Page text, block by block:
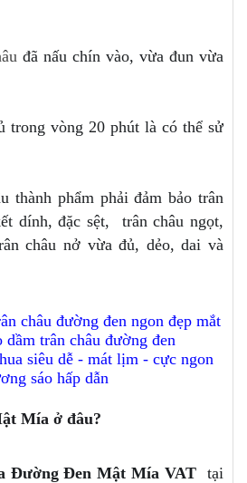
đã nấu chín vào, vừa đun vừa
trong vòng 20 phút là có thể sử
thành phẩm phải đảm bảo trân
dính, đặc sệt, trân châu ngọt,
châu nở vừa đủ, dẻo, dai và
châu đường đen ngon đẹp mắt
dầm trân châu đường đen
siêu dễ - mát lịm - cực ngon
sáo hấp dẫn
Mía ở đâu?
Đường Đen Mật Mía VAT tại